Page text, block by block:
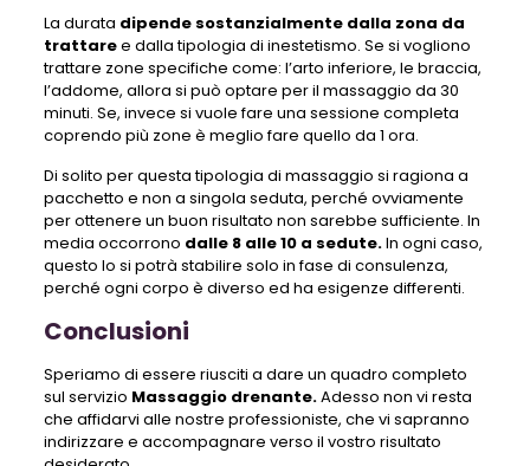
La durata dipende sostanzialmente dalla zona da
trattaree dalla tipologia di inestetismo. Se si vogliono
trattare zone specifiche come: l’arto inferiore, le braccia,
l’addome, allora si può optare per il massaggio da 30
minuti. Se, invece si vuole fare una sessione completa
coprendo più zone è meglio fare quello da 1 ora.
Di solito per questa tipologia di massaggio si ragiona a
pacchetto e non a singola seduta, perché ovviamente
per ottenere un buon risultato non sarebbe sufficiente. In
media occorrono dalle 8 alle 10 a sedute.In ogni caso,
questo lo si potrà stabilire solo in fase di consulenza,
perché ogni corpo è diverso ed ha esigenze differenti.
Conclusioni
Speriamo di essere riusciti a dare un quadro completo
sul servizio Massaggio drenante.Adesso non vi resta
che affidarvi alle nostre professioniste, che vi sapranno
indirizzare e accompagnare verso il vostro risultato